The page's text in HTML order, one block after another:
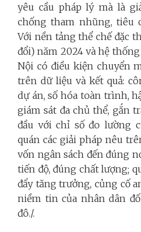
yêu cầu pháp lý mà là
chống tham nhũng, tiêu
Với nền tảng thể chế đặc
đổi) năm 2024 và hệ
Nội có điều kiện chuyển
trên dữ liệu và kết quả:
dự án, số hóa toàn trình,
giám sát đa chủ thể, gắn
đầu với chỉ số đo lường
quán các giải pháp nêu
vốn ngân sách đến đúng
tiến độ, đúng chất lượng;
đẩy tăng trưởng, củng cố
niềm tin của nhân dân
đô./.